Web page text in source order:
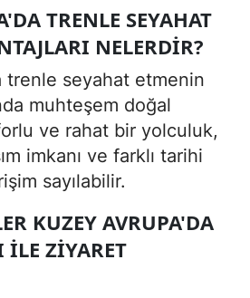
TRENLE SEYAHAT
NELERDIR?
trenle seyahat etmenin
muhteşem doğal
ve rahat bir yolculuk,
imkanı ve farklı tarihi
sayılabilir.
KUZEY AVRUPA'DA
ILE ZIYARET